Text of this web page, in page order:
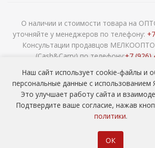
О наличии и стоимости товара на
уточняйте у менеджеров по телефону:
Консультации продавцов
(Cash&Carry) по телефону:+7 (926)
сада ОПТОМ
Наш сайт использует cookie-файлы и
персональные данные с использованием
Это улучшает работу сайта и
Подтвердите ваше согласие, нажав
политики.
ОК